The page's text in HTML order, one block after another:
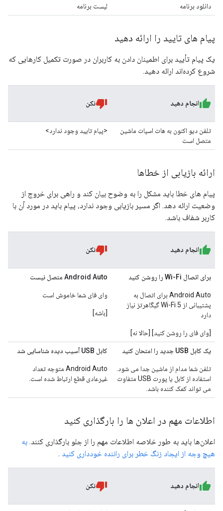
دانلود برنامه لیست برنامه
پیام های تایید را ارائه دهید
یک پیام تأیید برای اطمینان دادن به کاربران در صورت تکمیل کارهایی که
شروع کرده‌اند ارائه دهید.
انجام دهید نکن
تلفن دیو اکنون به هات اسپات ماشین
متصل است
<پیام تایید وجود ندارد>
ارائه بازیابی از خطاها
پیام های خطا باید مشکل را به وضوح بیان کند و راهی برای خروج از
وضعیت ارائه دهد. اگر مسیر بازیابی وجود ندارد، پیام باید در مورد آن با
کاربر شفاف باشد.
انجام دهید نکن
برای اتصال Wi-Fi را روشن کنید
Android Auto برای اتصال به
پشتیبانی از Wi-Fi 5 گیگاهرتز نیاز
دارد
[وای فای را روشن کنید] [حالا نه]
Android Auto متصل نیست
وای فای شما خاموش است
[باشه]
یک کابل USB جدید را امتحان کنید
تلفن شما مدام از ماشین جدا می شود.
استفاده از کابل یا پورت USB متفاوت
می تواند کمک کننده باشد.
کابل USB آسیب دیده شناسایی شد
Android Auto متوجه تعداد
غیرعادی قطع ارتباط شده است.
اطلاعات مهم در اعلان ها را بارگذاری کنید
اعلان‌ها باید به طور خلاصه اطلاعات مهم را از جلو بارگذاری کنند. به
هیچ وجه از ایجاد زنگ خطر برای راننده خودداری کنید .
انجام دهید نکن